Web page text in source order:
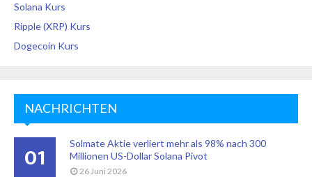
Solana Kurs
Ripple (XRP) Kurs
Dogecoin Kurs
NACHRICHTEN
01
Solmate Aktie verliert mehr als 98% nach 300
Millionen US-Dollar Solana Pivot
26 Juni 2026